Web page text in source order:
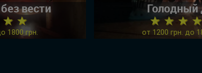
вести
★ ★
1800 грн.
Голодный
★ ★ ★
от 1200 грн. до